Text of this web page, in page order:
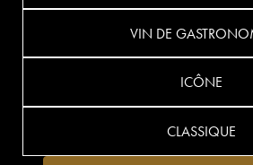
VIN DE
ICÔNE
CLASSIQUE